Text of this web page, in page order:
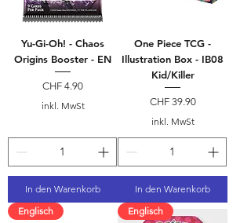
Yu-Gi-Oh! - Chaos
Origins Booster - EN
Preis
CHF 4.90
inkl. MwSt
In den Warenkorb
One Piece TCG -
Illustration Box - IB08
Kid/Killer
Preis
CHF 39.90
inkl. MwSt
In den Warenkorb
Englisch
Englisch